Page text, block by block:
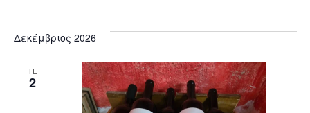
Δεκέμβριος 2026
ΤΕ
2